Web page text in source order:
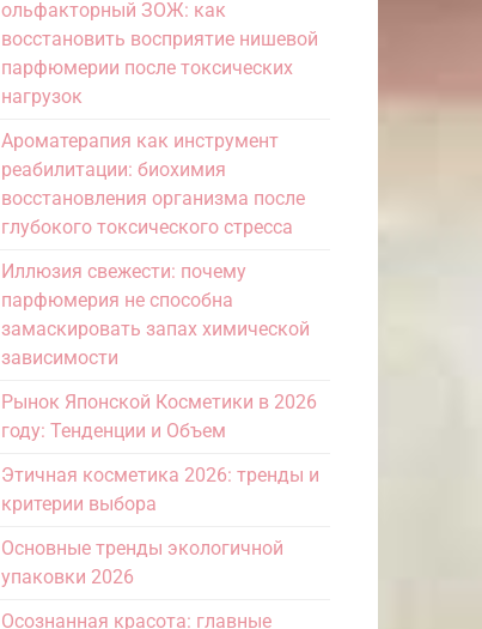
ольфакторный ЗОЖ: как
восстановить восприятие нишевой
парфюмерии после токсических
нагрузок
Ароматерапия как инструмент
реабилитации: биохимия
восстановления организма после
глубокого токсического стресса
Иллюзия свежести: почему
парфюмерия не способна
замаскировать запах химической
зависимости
Рынок Японской Косметики в 2026
году: Тенденции и Объем
Этичная косметика 2026: тренды и
критерии выбора
Основные тренды экологичной
упаковки 2026
Осознанная красота: главные